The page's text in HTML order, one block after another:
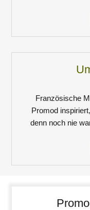
Französische
Promod
denn noch nie